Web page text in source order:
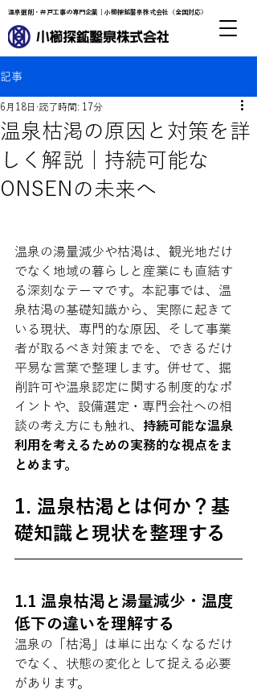
温泉掘削・井戸工事の専門企業｜小櫛探鉱鑿泉株式会社（全国対応）
記事
温泉枯渇の原因と対策を詳
しく解説｜持続可能な
ONSENの未来へ
6月18日 読了時間: 17分
温泉の湯量減少や枯渇は、観光地だけ
でなく地域の暮らしと産業にも直結す
る深刻なテーマです。本記事では、温
泉枯渇の基礎知識から、実際に起きて
いる現状、専門的な原因、そして事業
者が取るべき対策までを、できるだけ
平易な言葉で整理します。併せて、掘
削許可や温泉認定に関する制度的なポ
イントや、設備選定・専門会社への相
談の考え方にも触れ、 持続可能な温泉
利用を考えるための実務的な視点をま
とめます。
1. 温泉枯渇とは何か？基
礎知識と現状を整理する
1.1 温泉枯渇と湯量減少・温度
低下の違いを理解する
温泉の「枯渇」は単に出なくなるだけ
でなく、状態の変化として捉える必要
があります。